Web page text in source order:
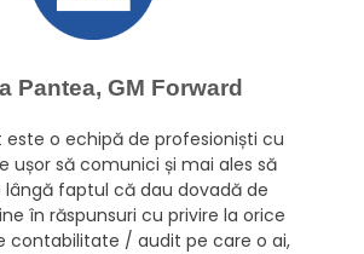
Pantea, GM Forward
este o echipă de profesioniști cu
ușor să comunici și mai ales să
lângă faptul că dau dovadă de
în răspunsuri cu privire la orice
contabilitate / audit pe care o ai,